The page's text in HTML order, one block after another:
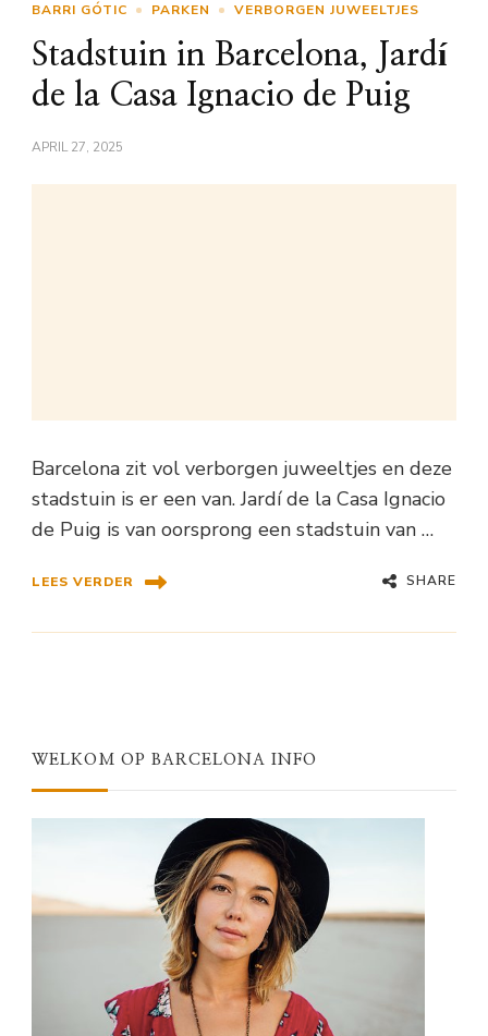
BARRI GÓTIC PARKEN VERBORGEN JUWEELTJES
Stadstuin in Barcelona, Jardí
de la Casa Ignacio de Puig
APRIL 27, 2025
Barcelona zit vol verborgen juweeltjes en deze
stadstuin is er een van. Jardí de la Casa Ignacio
de Puig is van oorsprong een stadstuin van …
LEES VERDER SHARE
WELKOM OP BARCELONA INFO